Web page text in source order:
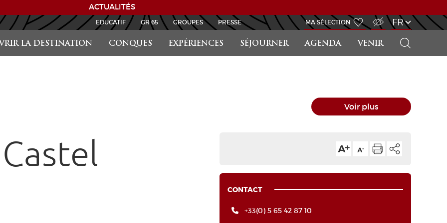
ACTUALITÉS
LA DESTINATION CONQUES EXPÉRIENCES SÉJOURNER AGENDA VENIR
EDUCATIF GR 65 GROUPES PRESSE MA SÉLECTION FR
Voir plus
CONTACT
+33(0) 5 65 42 87 10